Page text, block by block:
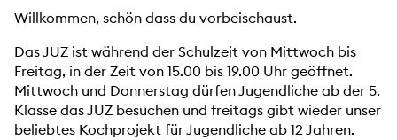
Willkommen, schön dass du vorbeischaust.
Das JUZ ist während der Schulzeit von Mittwoch bis
Freitag, in der Zeit von 15.00 bis 19.00 Uhr geöffnet.
Mittwoch und Donnerstag dürfen Jugendliche ab der 5.
Klasse das JUZ besuchen und freitags gibt wieder unser
beliebtes Kochprojekt für Jugendliche ab 12 Jahren.